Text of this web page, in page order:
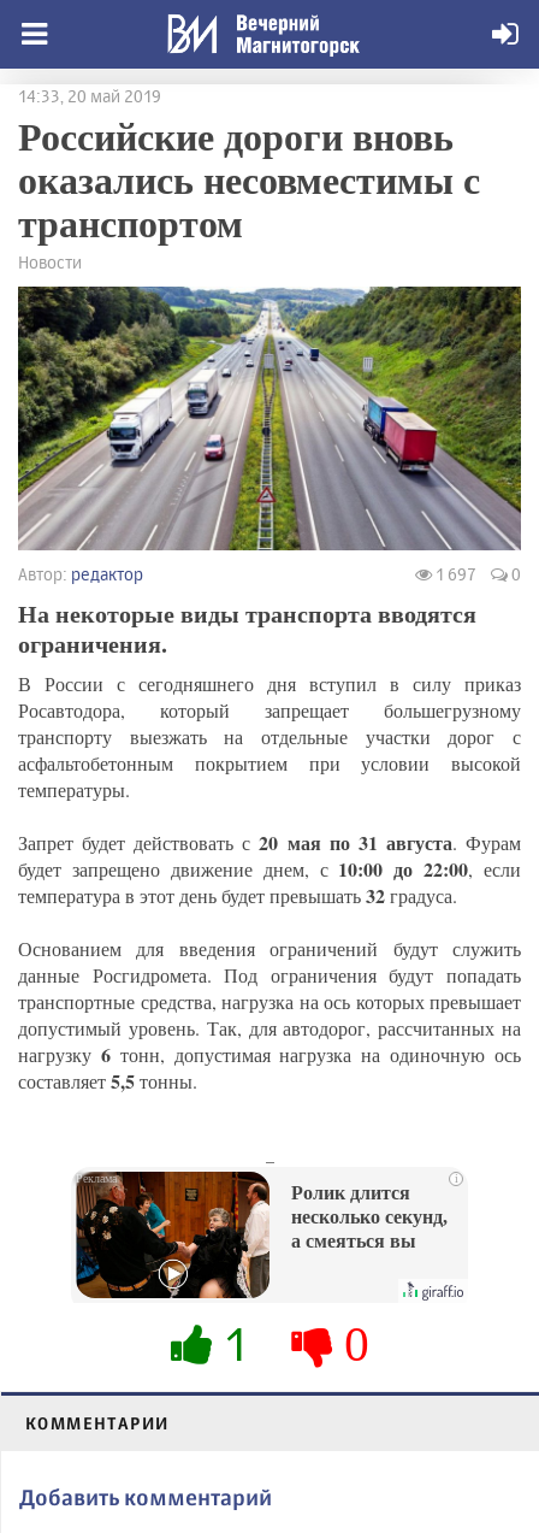
14:33, 20 май 2019
Российские дороги вновь
оказались несовместимы с
транспортом
Новости
Автор: редактор 1 697 0
На некоторые виды транспорта вводятся
ограничения.
В России с сегодняшнего дня вступил в силу приказ
Росавтодора, который запрещает большегрузному
транспорту выезжать на отдельные участки дорог с
асфальтобетонным покрытием при условии высокой
температуры.
Запрет будет действовать с 20 мая по 31 августа. Фурам
будет запрещено движение днем, с 10:00 до 22:00, если
температура в этот день будет превышать32градуса.
Основанием для введения ограничений будут служить
данные Росгидромета. Под ограничения будут попадать
транспортные средства, нагрузка на ось которых превышает
допустимый уровень. Так, для автодорог, рассчитанных на
нагрузку 6 тонн, допустимая нагрузка на одиночную ось
составляет5,5тонны.
i
Ролик длится
несколько секунд,
а смеяться вы
1 0
КОММЕНТАРИИ
Добавить комментарий